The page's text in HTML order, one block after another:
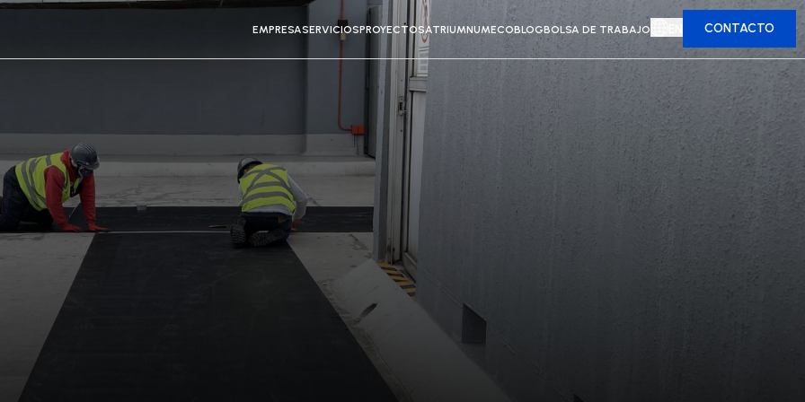
EMPRESASERVICIOSPROYECTOSATRIUMNUMECOBLOGBOLSA DE TRABAJO CONTACTO